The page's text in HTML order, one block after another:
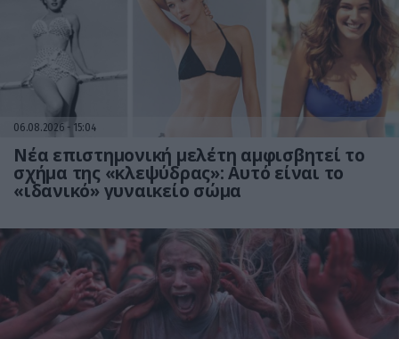
06.08.2026 15:04
Νέα επιστημονική μελέτη αμφισβητεί το
σχήμα της «κλεψύδρας»: Αυτό είναι το
«ιδανικό» γυναικείο σώμα